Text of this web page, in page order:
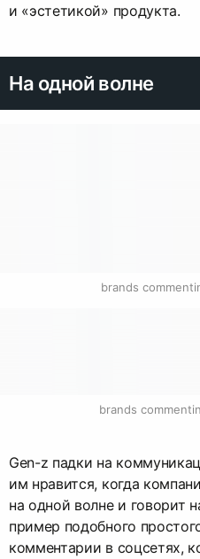
и «эстетикой» продукта.
На одной волне
brands
brands
Gen-z падки на
им нравится, когда
на одной волне и говорит
пример подобного
комментарии в соцсетях,